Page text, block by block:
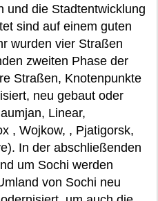
und die Stadtentwicklung
sind auf einem guten
wurden vier Straßen
zweiten Phase der
Straßen, Knotenpunkte
neu gebaut oder
Linear,
, Wojkow, , Pjatigorsk,
In der abschließenden
um Sochi werden
von Sochi neu